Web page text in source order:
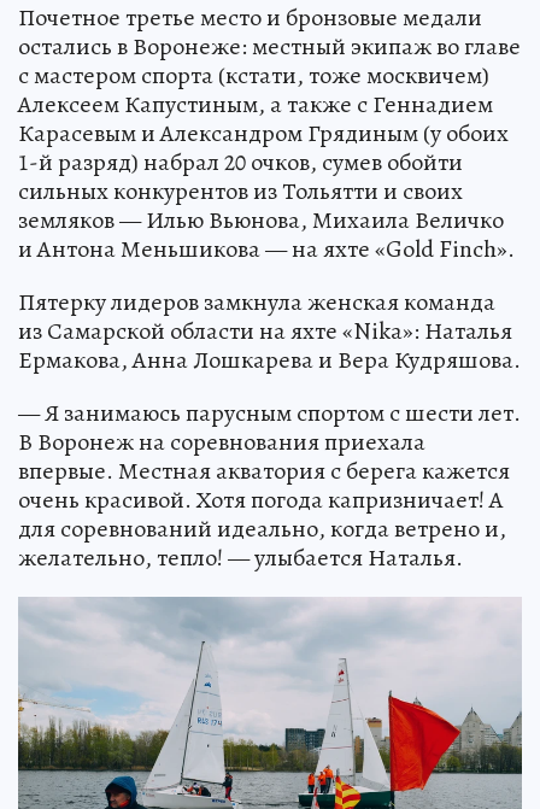
Почетное третье место и бронзовые медали
остались в Воронеже: местный экипаж во главе
с мастером спорта (кстати, тоже москвичем)
Алексеем Капустиным, а также с Геннадием
Карасевым и Александром Грядиным (у обоих
1-й разряд) набрал 20 очков, сумев обойти
сильных конкурентов из Тольятти и своих
земляков — Илью Вьюнова, Михаила Величко
и Антона Меньшикова — на яхте «Gold Finch».
Пятерку лидеров замкнула женская команда
из Самарской области на яхте «Nika»: Наталья
Ермакова, Анна Лошкарева и Вера Кудряшова.
— Я занимаюсь парусным спортом с шести лет.
В Воронеж на соревнования приехала
впервые. Местная акватория с берега кажется
очень красивой. Хотя погода капризничает! А
для соревнований идеально, когда ветрено и,
желательно, тепло! — улыбается Наталья.